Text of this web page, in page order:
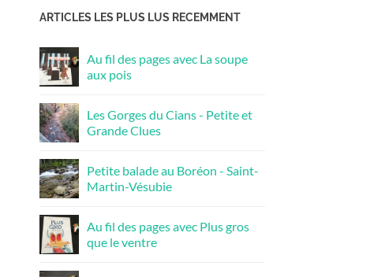
ARTICLES LES PLUS LUS RECEMMENT
Au fil des pages avec La soupe
aux pois
Les Gorges du Cians - Petite et
Grande Clues
Petite balade au Boréon - Saint-
Martin-Vésubie
Au fil des pages avec Plus gros
que le ventre